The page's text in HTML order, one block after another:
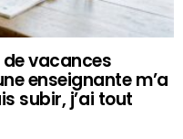
vacances
enseignante m’a
subir, j’ai tout